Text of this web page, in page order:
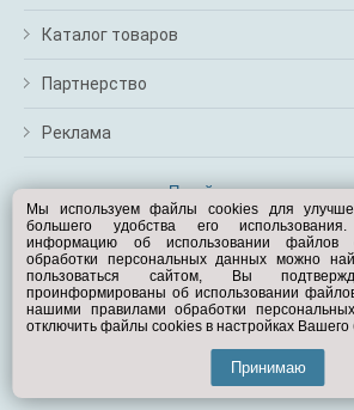
Каталог товаров
Партнерство
Реклама
Перейти на полную
Вам помочь?
© Exist.ru 1998—2026
Мы используем файлы cookies для
большего удобства его
информацию об использовании файлов
обработки персональных данных можно
пользоваться сайтом, Вы
проинформированы об использовании
нашими правилами обработки
отключить файлы cookies в настройках Вашего
Принимаю